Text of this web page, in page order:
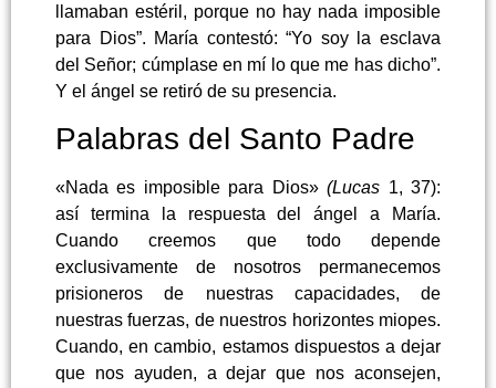
llamaban estéril, porque no hay nada imposible
para Dios”. María contestó: “Yo soy la esclava
del Señor; cúmplase en mí lo que me has dicho”.
Y el ángel se retiró de su presencia.
Palabras del Santo Padre
«Nada es imposible para Dios»(Lucas 1, 37):
así termina la respuesta del ángel a María.
Cuando creemos que todo depende
exclusivamente de nosotros permanecemos
prisioneros de nuestras capacidades, de
nuestras fuerzas, de nuestros horizontes miopes.
Cuando, en cambio, estamos dispuestos a dejar
que nos ayuden, a dejar que nos aconsejen,